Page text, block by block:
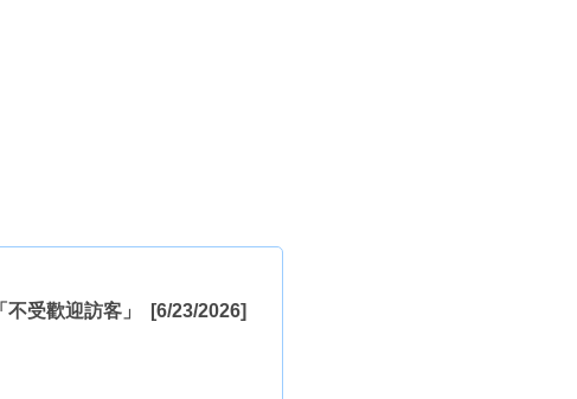
受歡迎訪客」 [6/23/2026]